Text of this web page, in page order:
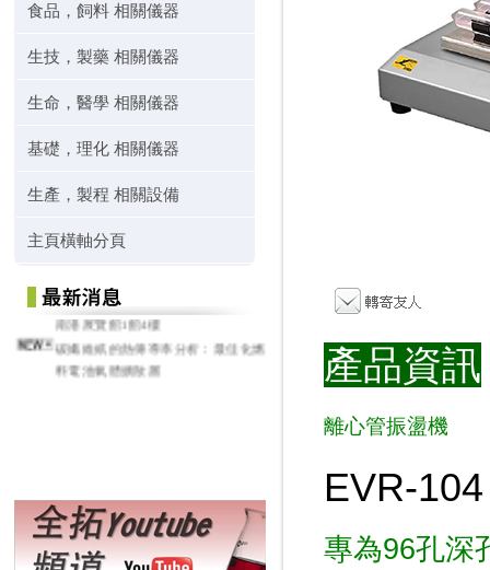
食品，飼料 相關儀器
生技，製藥 相關儀器
生命，醫學 相關儀器
基礎，理化 相關儀器
生產，製程 相關設備
主頁橫軸分頁
2026 亞洲生技大展 - 2026/7/16 ~ 7/19
南港展覽館1館4樓
碳纖維紙的熱傳導率分析：最佳化燃
料電池氣體擴散層
產品資訊
離心管振盪機
EVR-104
專為96孔深